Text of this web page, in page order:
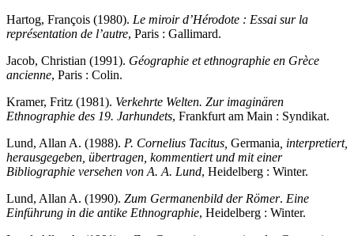
Hartog, François (1980). Le miroir d’Hérodote : Essai sur la
représentation de l’autre, Paris : Gallimard.
Jacob, Christian (1991). Géographie et ethnographie en Grèce
ancienne, Paris : Colin.
Kramer, Fritz (1981). Verkehrte Welten. Zur imaginären
Ethnographie des 19. Jarhundets, Frankfurt am Main : Syndikat.
Lund, Allan A. (1988). P. Cornelius Tacitus, Germania , interpretiert,
herausgegeben, übertragen, kommentiert und mit einer
Bibliographie versehen von A. A. Lund, Heidelberg : Winter.
Lund, Allan A. (1990). Zum Germanenbild der Römer. Eine
Einführung in die antike Ethnographie, Heidelberg : Winter.